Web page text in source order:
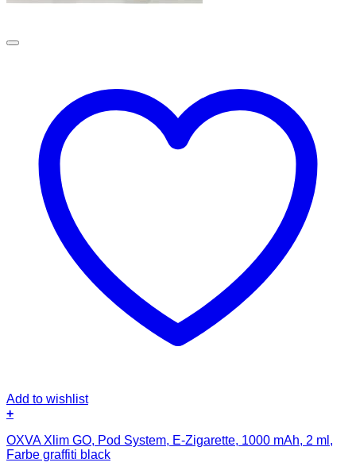
Add to wishlist
+
OXVA Xlim GO, Pod System, E-Zigarette, 1000 mAh, 2 ml,
Farbe graffiti black